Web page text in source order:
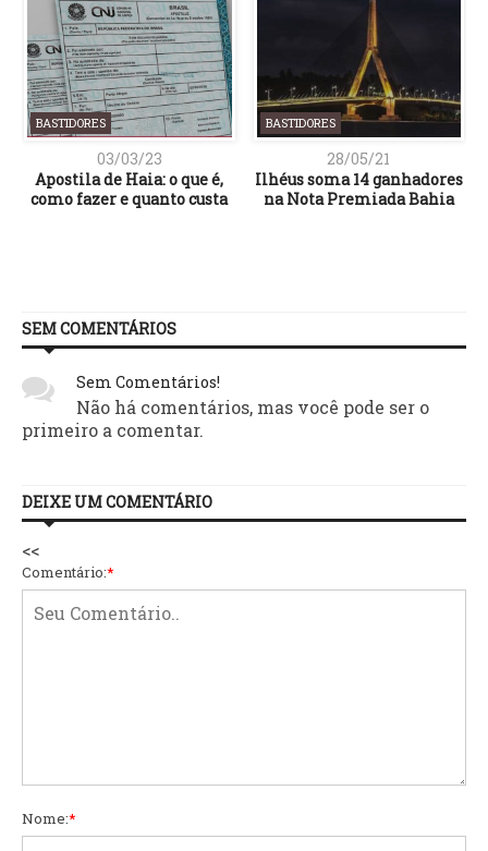
BASTIDORES
03/03/23
Apostila de Haia: o que é,
como fazer e quanto custa
BASTIDORES
28/05/21
Ilhéus soma 14 ganhadores
na Nota Premiada Bahia
SEM COMENTÁRIOS
Sem Comentários!
Não há comentários, mas você pode ser o
primeiro a comentar.
DEIXE UM COMENTÁRIO
<<
Comentário:*
Nome:*